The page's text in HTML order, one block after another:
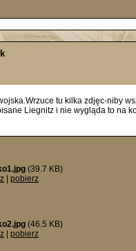
tu kilka zdjęc-niby
Liegnitz i nie wygląda to na
(39.7 KB)
pobierz
(46.5 KB)
pobierz